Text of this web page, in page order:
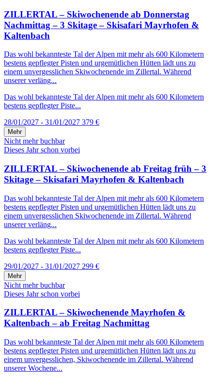
ZILLERTAL – Skiwochenende ab Donnerstag
Nachmittag – 3 Skitage – Skisafari Mayrhofen &
Kaltenbach
Das wohl bekannteste Tal der Alpen mit mehr als 600 Kilometern
bestens gepflegter Pisten und urgemütlichen Hütten lädt uns zu
einem unvergesslichen Skiwochenende im Zillertal. Während
unserer verläng...
Das wohl bekannteste Tal der Alpen mit mehr als 600 Kilometern
bestens gepflegter Piste...
28/01/2027 - 31/01/2027 379 €
Mehr
Nicht mehr buchbar
Dieses Jahr schon vorbei
ZILLERTAL – Skiwochenende ab Freitag früh – 3
Skitage – Skisafari Mayrhofen & Kaltenbach
Das wohl bekannteste Tal der Alpen mit mehr als 600 Kilometern
bestens gepflegter Pisten und urgemütlichen Hütten lädt uns zu
einem unvergesslichen Skiwochenende im Zillertal. Während
unserer verläng...
Das wohl bekannteste Tal der Alpen mit mehr als 600 Kilometern
bestens gepflegter Piste...
29/01/2027 - 31/01/2027 299 €
Mehr
Nicht mehr buchbar
Dieses Jahr schon vorbei
ZILLERTAL – Skiwochenende Mayrhofen &
Kaltenbach – ab Freitag Nachmittag
Das wohl bekannteste Tal der Alpen mit mehr als 600 Kilometern
bestens gepflegter Pisten und urgemütlichen Hütten lädt uns zu
einem unvergesslichen, Skiwochenende im Zillertal. Während
unserer Wochene...